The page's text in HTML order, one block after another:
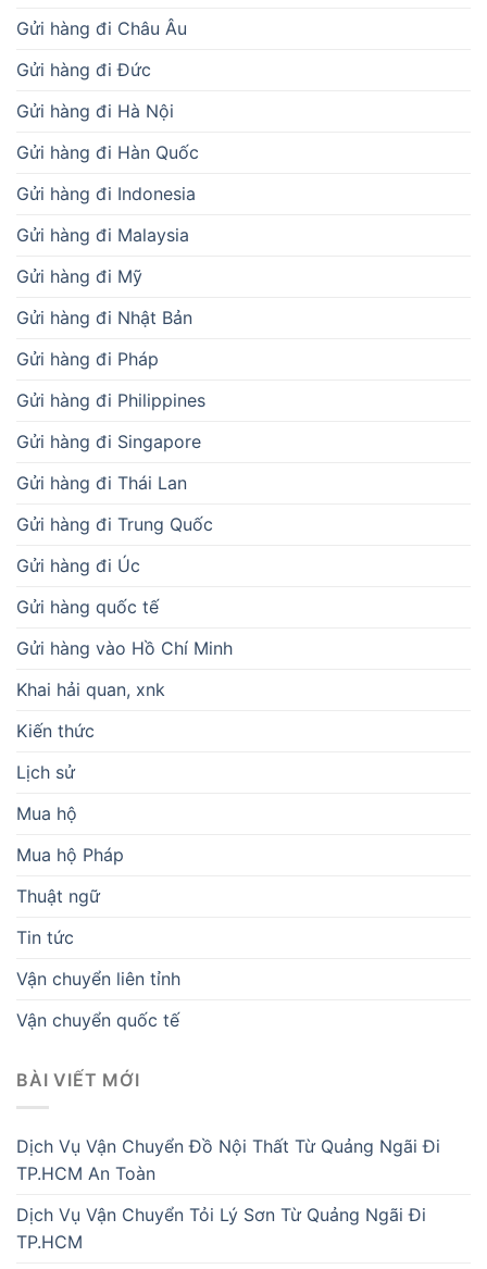
Gửi hàng đi Châu Âu
Gửi hàng đi Đức
Gửi hàng đi Hà Nội
Gửi hàng đi Hàn Quốc
Gửi hàng đi Indonesia
Gửi hàng đi Malaysia
Gửi hàng đi Mỹ
Gửi hàng đi Nhật Bản
Gửi hàng đi Pháp
Gửi hàng đi Philippines
Gửi hàng đi Singapore
Gửi hàng đi Thái Lan
Gửi hàng đi Trung Quốc
Gửi hàng đi Úc
Gửi hàng quốc tế
Gửi hàng vào Hồ Chí Minh
Khai hải quan, xnk
Kiến thức
Lịch sử
Mua hộ
Mua hộ Pháp
Thuật ngữ
Tin tức
Vận chuyển liên tỉnh
Vận chuyển quốc tế
BÀI VIẾT MỚI
Dịch Vụ Vận Chuyển Đồ Nội Thất Từ Quảng Ngãi Đi
TP.HCM An Toàn
Dịch Vụ Vận Chuyển Tỏi Lý Sơn Từ Quảng Ngãi Đi
TP.HCM